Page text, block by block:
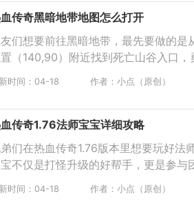
传奇黑暗地带地图怎么打开
们想要前往黑暗地带，最先要做的
（140,90）附近找到死亡山谷入口
时间：04-18 作者：小点（原创）
传奇1.76法师宝宝详细攻略
弟们在热血传奇1.76版本里想要玩好
不仅是打怪升级的好帮手，更是参与
时间：04-18 作者：小点（原创）